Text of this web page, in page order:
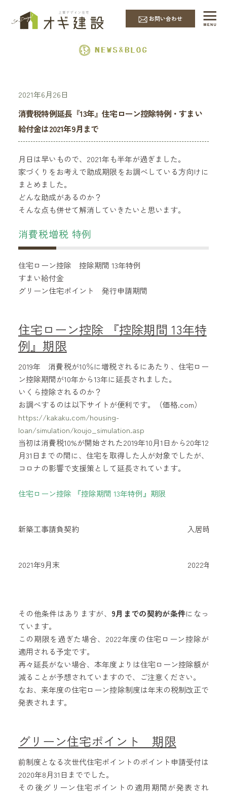
お問い合わせ
EVENT & NEWS
2021年6月26日
消費税特例延長『13年』住宅ローン控除特例・すまい
給付金は2021年9月まで
月日は早いもので、2021年も半年が過ぎました。
家づくりをお考えで助成期限をお調べしている方向けに
まとめました。
どんな助成があるのか？
そんな点も併せて解消していきたいと思います。
消費税増税 特例
住宅ローン控除 控除期間 13年特例
すまい給付金
グリーン住宅ポイント 発行申請期間
住宅ローン控除 『控除期間 13年特
例』期限
2019年 消費税が10％に増税されるにあたり、住宅ロー
ン控除期間が10年から13年に延長されました。
いくら控除されるのか？
お調べするのは以下サイトが便利です。（価格.com）
https://kakaku.com/housing-
loan/simulation/koujo_simulation.asp
当初は消費税10%が開始された2019年10月1日から20年12
月31日までの間に、住宅を取得した人が対象でしたが、
コロナの影響で支援策として延長されています。
住宅ローン控除 『控除期間 13年特例』期限
新築工事請負契約 入居時期
2021年9月末 2022年12
その他条件はありますが、 9月までの契約が条件になっ
ています。
この期限を過ぎた場合、2022年度の住宅ローン控除が
適用される予定です。
再々延長がない場合、本年度よりは住宅ローン控除額が
減ることが予想されていますので、ご注意ください。
なお、来年度の住宅ローン控除制度は年末の税制改正で
発表されます。
グリーン住宅ポイント 期限
前制度となる次世代住宅ポイントのポイント申請受付は
2020年8月31日まででした。
その後グリーン住宅ポイントの適用期間が発表され